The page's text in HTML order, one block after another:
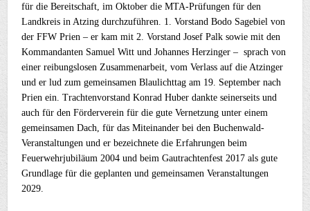
für die Bereitschaft, im Oktober die MTA-Prüfungen für den
Landkreis in Atzing durchzuführen. 1. Vorstand Bodo Sagebiel von
der FFW Prien – er kam mit 2. Vorstand Josef Palk sowie mit den
Kommandanten Samuel Witt und Johannes Herzinger – sprach von
einer reibungslosen Zusammenarbeit, vom Verlass auf die Atzinger
und er lud zum gemeinsamen Blaulichttag am 19. September nach
Prien ein. Trachtenvorstand Konrad Huber dankte seinerseits und
auch für den Förderverein für die gute Vernetzung unter einem
gemeinsamen Dach, für das Miteinander bei den Buchenwald-
Veranstaltungen und er bezeichnete die Erfahrungen beim
Feuerwehrjubiläum 2004 und beim Gautrachtenfest 2017 als gute
Grundlage für die geplanten und gemeinsamen Veranstaltungen
2029.